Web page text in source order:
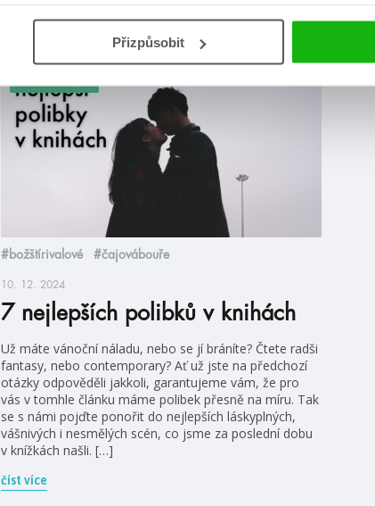
Přizpůsobit
#božštírivalové #čajovábouře
10. 12. 2024
7 nejlepších polibků v knihách
Už máte vánoční náladu, nebo se jí bráníte? Čtete radši
fantasy, nebo contemporary? Ať už jste na předchozí
otázky odpověděli jakkoli, garantujeme vám, že pro
vás v tomhle článku máme polibek přesně na míru. Tak
se s námi pojďte ponořit do nejlepších láskyplných,
vášnivých i nesmělých scén, co jsme za poslední dobu
v knížkách našli. […]
číst více